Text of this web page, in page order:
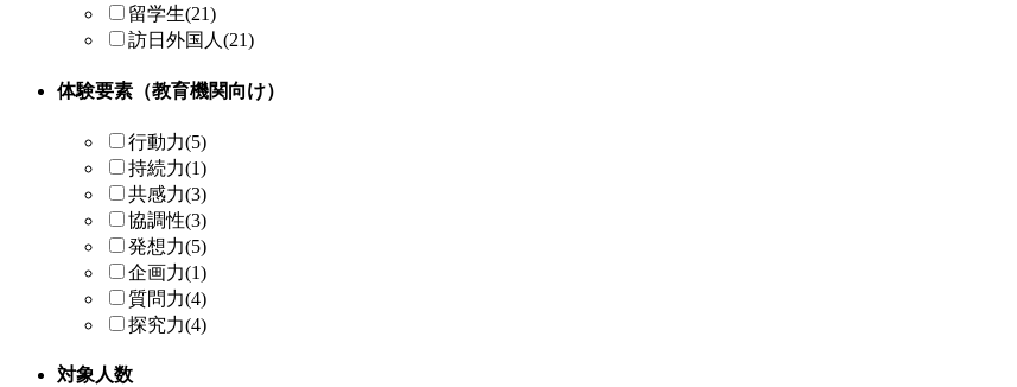
留学生(21)
訪日外国人(21)
体験要素（教育機関向け）
行動力(5)
持続力(1)
共感力(3)
協調性(3)
発想力(5)
企画力(1)
質問力(4)
探究力(4)
対象人数